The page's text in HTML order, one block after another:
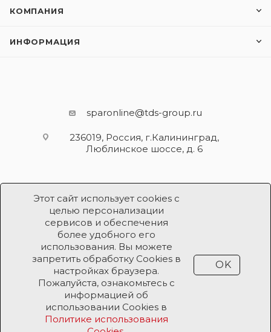
Этот сайт использует cookies с
целью персонализации
сервисов и обеспечения
более удобного его
использования. Вы можете
запретить обработку Cookies в
настройках браузера.
Пожалуйста, ознакомьтесь с
информацией об
использовании Cookies в
Политике использования
OK
КОМПАНИЯ
ИНФОРМАЦИЯ
sparonline@tds-group.ru
236019, Россия, г.Калининград,
Люблинское шоссе, д. 6
Разработка и поддержка
Продвижение проекта ООО «Робот Икс»
Все права защищены ООО «Робот Икс» 2026 ©